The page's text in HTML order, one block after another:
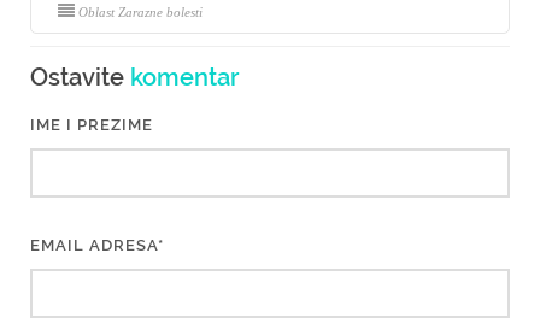
Oblast Zarazne bolesti
Ostavite komentar
IME I PREZIME
EMAIL ADRESA*